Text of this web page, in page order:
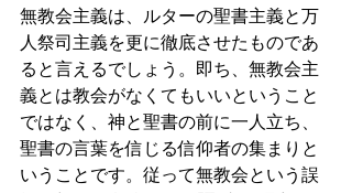
無教会主義は、ルターの聖書主義と万
人祭司主義を更に徹底させたものであ
ると言えるでしょう。即ち、無教会主
義とは教会がなくてもいいということ
ではなく、神と聖書の前に一人立ち、
聖書の言葉を信じる信仰者の集まりと
いうことです。従って無教会という誤